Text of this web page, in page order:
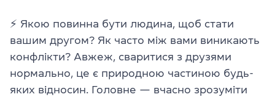
⚡ Якою повинна бути людина, щоб стати
вашим другом? Як часто між вами виникають
конфлікти? Авжеж, сваритися з друзями
нормально, це є природною частиною будь-
яких відносин. Головне — вчасно зрозуміти